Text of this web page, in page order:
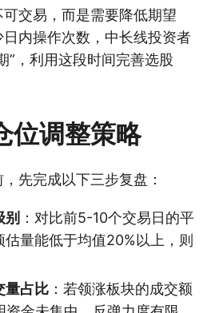
交易，而是需要降低期望
内操作次数，中长线投资者
”，利用这段时间完善选股
位调整策略
先完成以下三步复盘：
：对比前5-10个交易日的平
量能低于均值20%以上，则
量占比 ：若领涨板块的成交额